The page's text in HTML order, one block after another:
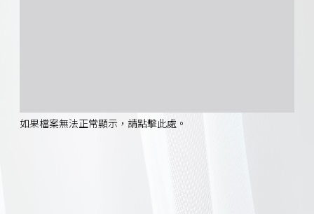
如果檔案無法正常顯示，請點擊此處。